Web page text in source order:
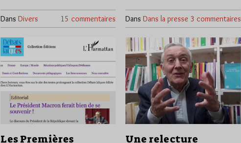
Dans Divers 15 commentaires DansDans la presse 3 commentaires
Les Premières Une relecture